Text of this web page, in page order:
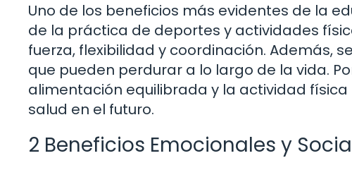
Uno de los beneficios más evidentes de la
de la práctica de deportes y actividades
fuerza, flexibilidad y coordinación. Además,
que pueden perdurar a lo largo de la vida.
alimentación equilibrada y la actividad
salud en el futuro.
2 Beneficios Emocionales y